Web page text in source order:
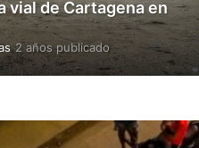
a
o
vial de Cartagena en
2 años publicado2
a
p